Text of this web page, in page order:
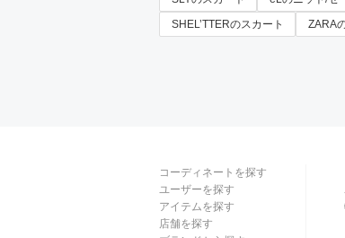
SHEL’TTERのスカート
ZARA
コーディネートを探す
ユーザーを探す
アイテムを探す
店舗を探す